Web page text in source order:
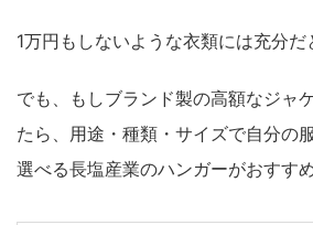
1万円もしないような衣類には充分だ
でも、もしブランド製の高額なジャ
たら、用途・種類・サイズで自分の
選べる長塩産業のハンガーがおすすめ